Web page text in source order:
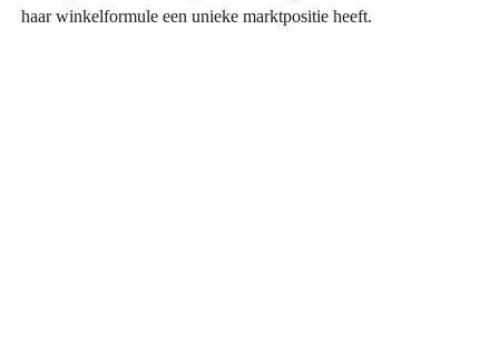
haar winkelformule een unieke marktpositie heeft.